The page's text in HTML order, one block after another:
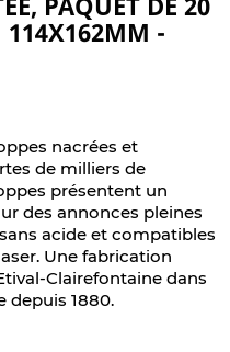
114X162MM -
nacrées et
de milliers de
présentent un
des annonces pleines
acide et compatibles
Une fabrication
Clairefontaine dans
depuis 1880.